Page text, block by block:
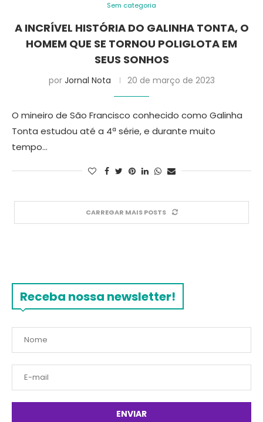
Sem categoria
A INCRÍVEL HISTÓRIA DO GALINHA TONTA, O
HOMEM QUE SE TORNOU POLIGLOTA EM
SEUS SONHOS
por Jornal Nota 20 de março de 2023
O mineiro de São Francisco conhecido como Galinha
Tonta estudou até a 4ª série, e durante muito
tempo…
CARREGAR MAIS POSTS
Receba nossa newsletter!